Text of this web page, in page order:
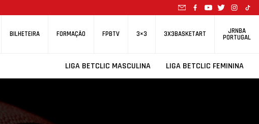
BILHETEIRA FORMAÇÃO FPBTV 3×3 3X3BASKETART JRNBA
PORTUGAL
LIGA BETCLIC MASCULINA LIGA BETCLIC FEMININA